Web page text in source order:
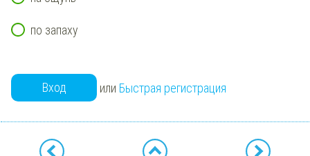
по запаху
Вход или Быстрая регистрация